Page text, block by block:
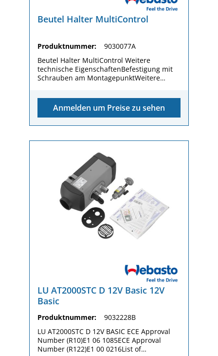
Beutel Halter MultiControl
Produktnummer:
9030077A
Beutel Halter MultiControl Weitere
technische EigenschaftenBefestigung mit
Schrauben am MontagepunktWeitere
den Halterahmen eingeklicktComponent
Level 5Halterahmen
Anmelden um Preise zu sehen
LU AT2000STC D 12V Basic 12V
Basic
Produktnummer:
9032228B
LU AT2000STC D 12V BASIC ECE Approval
Number (R10)E1 06 1085ECE Approval
Number (R122)E1 00 0216List of